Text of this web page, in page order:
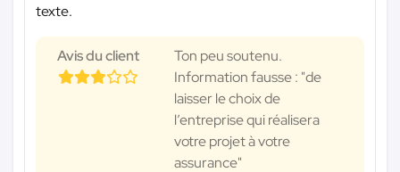
texte.
Avis du client
Ton peu soutenu.
Information fausse : "de
laisser le choix de
l’entreprise qui réalisera
votre projet à votre
assurance"